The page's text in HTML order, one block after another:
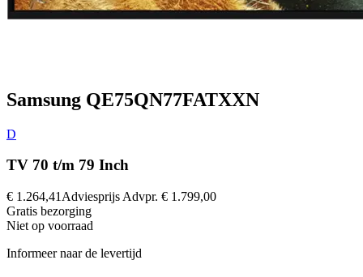
Samsung QE75QN77FATXXN
D
TV 70 t/m 79 Inch
€ 1.264,41 Adviesprijs Advpr. € 1.799,00
Gratis bezorging
Niet op voorraad
Informeer naar de levertijd